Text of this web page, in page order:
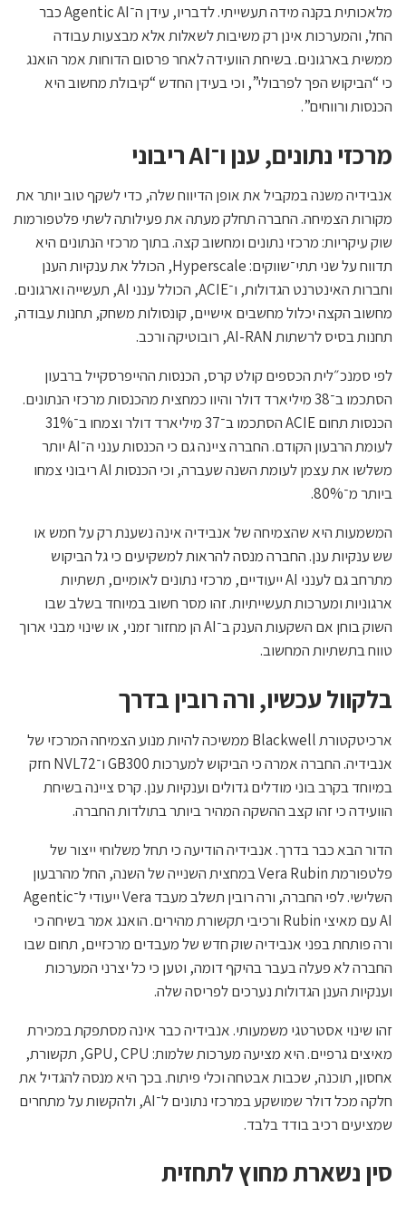
מלאכותית בקנה מידה תעשייתי. לדבריו, עידן ה־Agentic AI כבר
החל, והמערכות אינן רק משיבות לשאלות אלא מבצעות עבודה
ממשית בארגונים. בשיחת הוועידה לאחר פרסום הדוחות אמר הואנג
כי “הביקוש הפך לפרבולי”, וכי בעידן החדש “קיבולת מחשוב היא
הכנסות ורווחים”.
מרכזי נתונים, ענן ו־AI ריבוני
אנבידיה משנה במקביל את אופן הדיווח שלה, כדי לשקף טוב יותר את
מקורות הצמיחה. החברה תחלק מעתה את פעילותה לשתי פלטפורמות
שוק עיקריות: מרכזי נתונים ומחשוב קצה. בתוך מרכזי הנתונים היא
תדווח על שני תתי־שווקים: Hyperscale, הכולל את ענקיות הענן
וחברות האינטרנט הגדולות, ו־ACIE, הכולל ענני AI, תעשייה וארגונים.
מחשוב הקצה יכלול מחשבים אישיים, קונסולות משחק, תחנות עבודה,
תחנות בסיס לרשתות AI-RAN, רובוטיקה ורכב.
לפי סמנכ״לית הכספים קולט קרס, הכנסות ההייפרסקייל ברבעון
הסתכמו ב־38 מיליארד דולר והיוו כמחצית מהכנסות מרכזי הנתונים.
הכנסות תחום ACIE הסתכמו ב־37 מיליארד דולר וצמחו ב־31%
לעומת הרבעון הקודם. החברה ציינה גם כי הכנסות ענני ה־AI יותר
משלשו את עצמן לעומת השנה שעברה, וכי הכנסות AI ריבוני צמחו
ביותר מ־80%.
המשמעות היא שהצמיחה של אנבידיה אינה נשענת רק על חמש או
שש ענקיות ענן. החברה מנסה להראות למשקיעים כי גל הביקוש
מתרחב גם לענני AI ייעודיים, מרכזי נתונים לאומיים, תשתיות
ארגוניות ומערכות תעשייתיות. זהו מסר חשוב במיוחד בשלב שבו
השוק בוחן אם השקעות הענק ב־AI הן מחזור זמני, או שינוי מבני ארוך
טווח בתשתיות המחשוב.
בלקוול עכשיו, ורה רובין בדרך
ארכיטקטורת Blackwell ממשיכה להיות מנוע הצמיחה המרכזי של
אנבידיה. החברה אמרה כי הביקוש למערכות GB300 ו־NVL72 חזק
במיוחד בקרב בוני מודלים גדולים וענקיות ענן. קרס ציינה בשיחת
הוועידה כי זהו קצב ההשקה המהיר ביותר בתולדות החברה.
הדור הבא כבר בדרך. אנבידיה הודיעה כי תחל משלוחי ייצור של
פלטפורמת Vera Rubin במחצית השנייה של השנה, החל מהרבעון
השלישי. לפי החברה, ורה רובין תשלב מעבד Vera ייעודי ל־Agentic
AI עם מאיצי Rubin ורכיבי תקשורת מהירים. הואנג אמר בשיחה כי
ורה פותחת בפני אנבידיה שוק חדש של מעבדים מרכזיים, תחום שבו
החברה לא פעלה בעבר בהיקף דומה, וטען כי כל יצרני המערכות
וענקיות הענן הגדולות נערכים לפריסה שלה.
זהו שינוי אסטרטגי משמעותי. אנבידיה כבר אינה מסתפקת במכירת
מאיצים גרפיים. היא מציעה מערכות שלמות: GPU, CPU, תקשורת,
אחסון, תוכנה, שכבות אבטחה וכלי פיתוח. בכך היא מנסה להגדיל את
חלקה מכל דולר שמושקע במרכזי נתונים ל־AI, ולהקשות על מתחרים
שמציעים רכיב בודד בלבד.
סין נשארת מחוץ לתחזית